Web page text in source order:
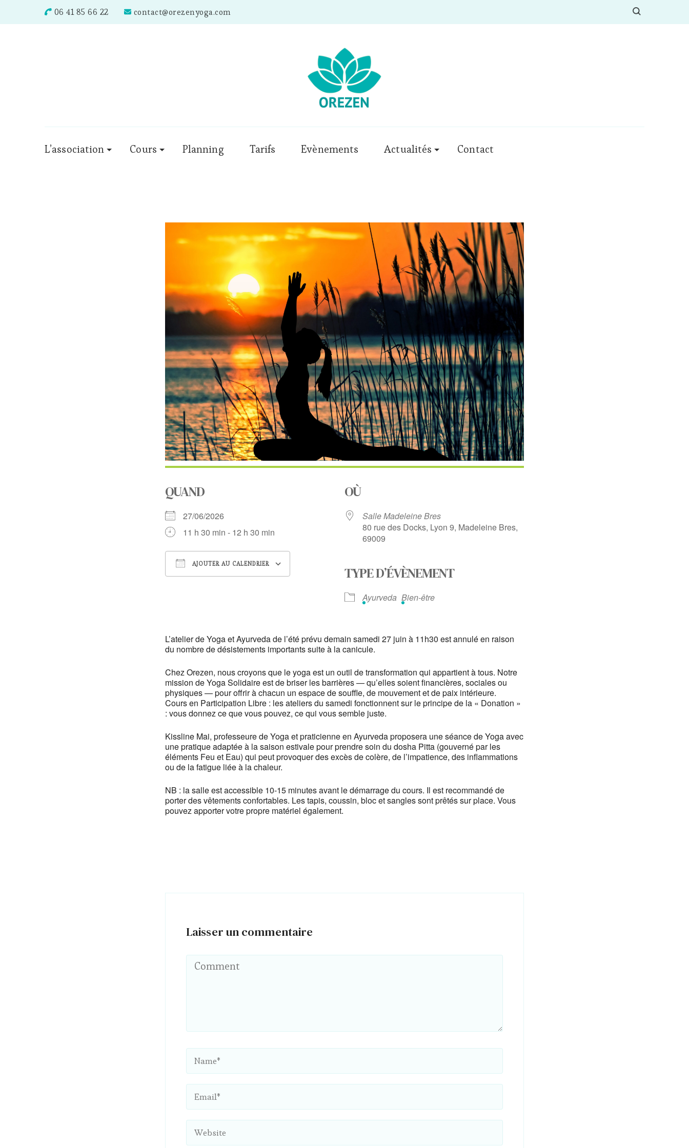
06 41 85 66 22 contact@orezenyoga.com
L’association Cours Planning Tarifs Evènements Actualités Contact
QUAND
27/06/2026
11 h 30 min - 12 h 30 min
AJOUTER AU CALENDRIER
OÙ
Salle Madeleine Bres
80 rue des Docks, Lyon 9, Madeleine Bres,
69009
TYPE D’ÉVÈNEMENT
Ayurveda Bien-être
L’atelier de Yoga et Ayurveda de l’été prévu demain samedi 27 juin à 11h30 est annulé en raison
du nombre de désistements importants suite à la canicule.
Chez Orezen, nous croyons que le yoga est un outil de transformation qui appartient à tous. Notre
mission de Yoga Solidaire est de briser les barrières — qu’elles soient financières, sociales ou
physiques — pour offrir à chacun un espace de souffle, de mouvement et de paix intérieure.
Cours en Participation Libre : les ateliers du samedi fonctionnent sur le principe de la « Donation »
: vous donnez ce que vous pouvez, ce qui vous semble juste.
Kissline Mai, professeure de Yoga et praticienne en Ayurveda proposera une séance de Yoga avec
une pratique adaptée à la saison estivale pour prendre soin du dosha Pitta (gouverné par les
éléments Feu et Eau) qui peut provoquer des excès de colère, de l’impatience, des inflammations
ou de la fatigue liée à la chaleur.
NB : la salle est accessible 10-15 minutes avant le démarrage du cours. Il est recommandé de
porter des vêtements confortables. Les tapis, coussin, bloc et sangles sont prêtés sur place. Vous
pouvez apporter votre propre matériel également.
Laisser un commentaire